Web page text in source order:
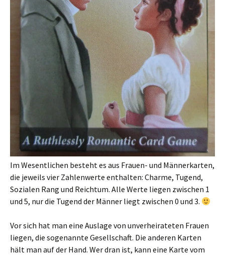
Im Wesentlichen besteht es aus Frauen- und Männerkarten,
die jeweils vier Zahlenwerte enthalten: Charme, Tugend,
Sozialen Rang und Reichtum. Alle Werte liegen zwischen 1
und 5, nur die Tugend der Männer liegt zwischen 0 und 3.
Vor sich hat man eine Auslage von unverheirateten Frauen
liegen, die sogenannte Gesellschaft. Die anderen Karten
hält man auf der Hand. Wer dran ist, kann eine Karte vom